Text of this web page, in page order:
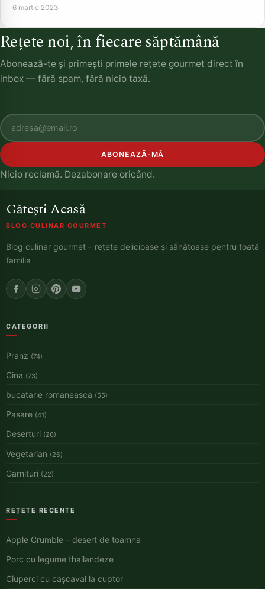
6 martie 2023
Rețete noi, în fiecare săptămână
Abonează-te și primești primele rețete gourmet direct în
inbox — fără spam, fără nicio taxă.
ABONEAZĂ-MĂ
Nicio reclamă. Dezabonare oricând.
Gătești Acasă
BLOG CULINAR GOURMET
Blog culinar gourmet – rețete delicioase și sănătoase pentru toată
familia
CATEGORII
Pranz (74)
Cina (73)
bucatarie romaneasca (55)
Pasare (41)
Deserturi (26)
Vegetarian (26)
Garnituri (22)
REȚETE RECENTE
Apple Crumble – desert de toamna
Porc cu legume thailandeze
Ciuperci cu cașcaval la cuptor